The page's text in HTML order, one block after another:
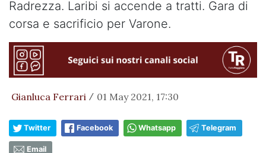
Radrezza. Laribi si accende a tratti. Gara di
corsa e sacrificio per Varone.
Gianluca Ferrari / 01 May 2021, 17:30
Twitter Facebook Whatsapp Telegram
Email